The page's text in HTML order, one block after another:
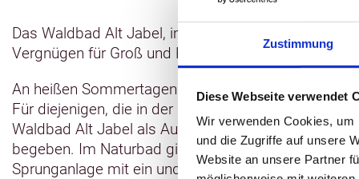
Zustimmung
Diese Webseite verwendet
Wir verwenden Cookies,
und die Zugriffe auf unsere
Website an unsere Partner
Das Waldbad Alt Jabel, im Naturpark
Vergnügen für Groß und Klein.
An heißen Sommertagen sehnt sich wohl jeder
Für diejenigen, die in der Griesen Gegend um
Waldbad Alt Jabel als Ausflugsziel an. Hier können
begeben. Im Naturbad gibt es ein Schwimmer-
Sprunganlage mit ein und drei Meter hohen Türmen